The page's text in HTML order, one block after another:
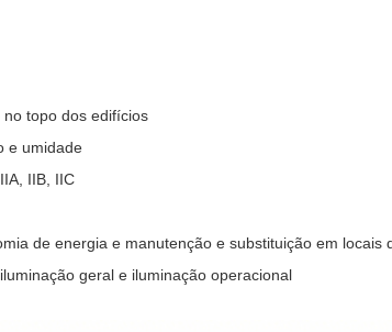
topo dos edifícios
e umidade
IIB, IIC
de energia e manutenção e substituição em locais
geral e iluminação operacional